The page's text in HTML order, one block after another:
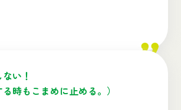
い！
る時もこまめに止める。）